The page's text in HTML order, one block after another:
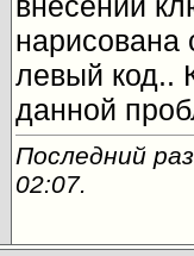
нарисована
левый код..
данной
Последний
02:07.